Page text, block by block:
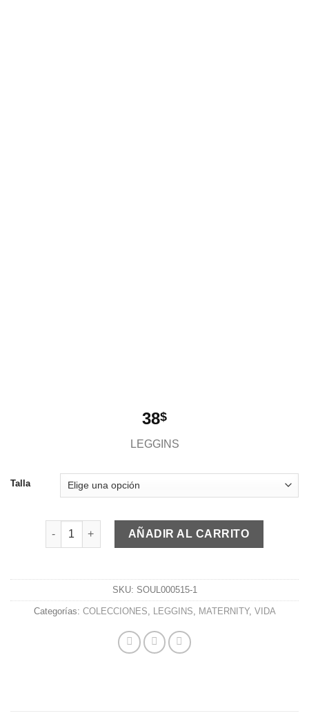
38$
LEGGINS
Talla
Leggins Maternity Cruzado Negro cantidad
AÑADIR AL CARRITO
SKU: SOUL000515-1
Categorías: COLECCIONES LEGGINS MATERNITY, VIDA